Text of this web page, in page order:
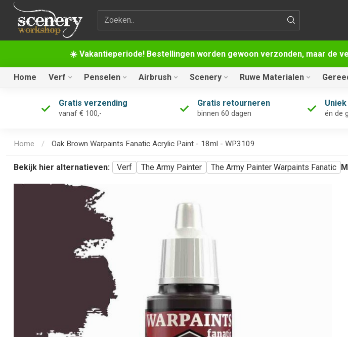
☀️ Vakantieperiode! Bestellingen worden gewoon verzonden, maar de
Zoekterm
Home Verf Penselen Airbrush Scenery Ruwe Materialen
Gratis verzending
vanaf € 100,-
Gratis retourneren
binnen 60 dagen én de
Home / Oak Brown Warpaints Fanatic Acrylic Paint - 18ml - WP3109
Bekijk hier alternatieven: Verf The Army Painter The Army Painter Warpaints Fanatic